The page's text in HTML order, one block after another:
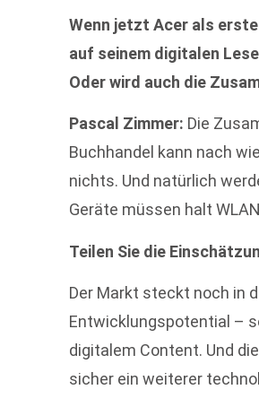
Wenn jetzt Acer als
auf seinem digitalen
Oder wird auch die
Pascal Zimmer: Die
Buchhandel kann nach
nichts. Und natürlich
Geräte müssen halt
Teilen Sie die
Der Markt steckt noch in
Entwicklungspotential –
digitalem Content. Und
sicher ein weiterer